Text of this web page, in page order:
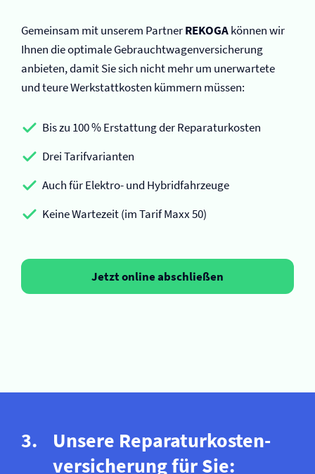
Gemeinsam mit unserem PartnerREKOGAkönnen wir
Ihnen die optimale Gebrauchtwagen­versicherung
anbieten, damit Sie sich nicht mehr um unerwartete
und teure Werkstattkosten kümmern müssen:
Bis zu 100 % Erstattung der Reparaturkosten
Drei Tarifvarianten
Auch für Elektro- und Hybridfahrzeuge
Keine Wartezeit (im Tarif Maxx 50)
Jetzt online abschließen
Unsere Reparaturkosten­
versicherung für Sie: